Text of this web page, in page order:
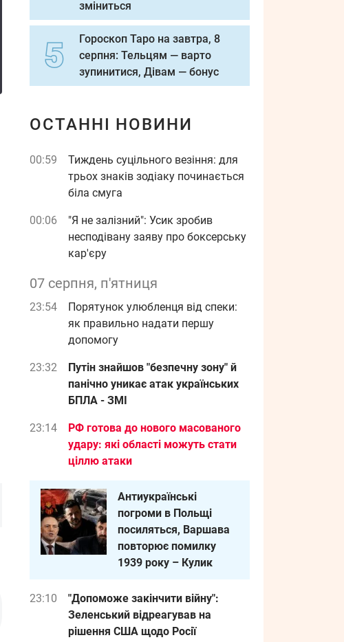
зміниться
Гороскоп Таро на завтра, 8
серпня: Тельцям — варто
зупинитися, Дівам — бонус
ОСТАННІ НОВИНИ
00:59
Тиждень суцільного везіння: для
трьох знаків зодіаку починається
біла смуга
00:06
"Я не залізний": Усик зробив
несподівану заяву про боксерську
кар'єру
07 серпня, п'ятниця
23:54
Порятунок улюбленця від спеки:
як правильно надати першу
допомогу
23:32
Путін знайшов "безпечну зону" й
панічно уникає атак українських
БПЛА - ЗМІ
23:14
РФ готова до нового масованого
удару: які області можуть стати
ціллю атаки
Антиукраїнські
погроми в Польщі
посиляться, Варшава
повторює помилку
1939 року – Кулик
23:10
"Допоможе закінчити війну":
Зеленський відреагував на
рішення США щодо Росії